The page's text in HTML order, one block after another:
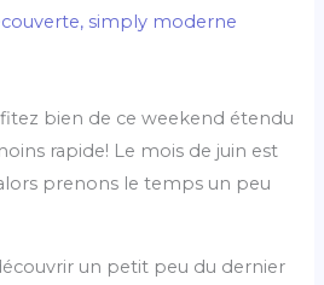
, simply moderne
bien de ce weekend étendu
rapide! Le mois de juin est
prenons le temps un peu
un petit peu du dernier